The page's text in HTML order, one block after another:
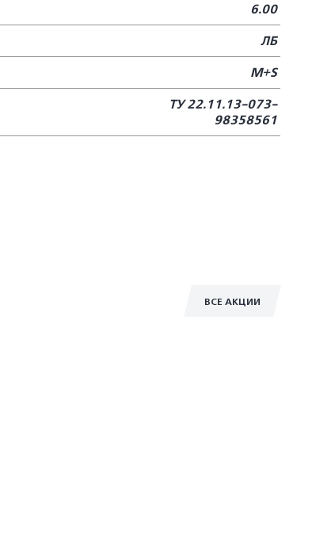
6.00
ЛБ
M+S
ТУ 22.11.13-073-
98358561
ВСЕ АКЦИИ